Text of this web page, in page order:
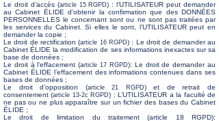
Le droit d’accès (article 15 RGPD) : l’UTILISATEUR peut demander
au Cabinet ÉLIDE d’obtenir la confirmation que des DONNÉES
PERSONNELLES le concernant sont ou ne sont pas traitées par
les services du Cabinet. Si elles le sont, l’UTILISATEUR peut en
demander la copie ;
Le droit de rectification (article 16 RGPD) : Le droit de demander au
Cabinet ÉLIDE la modification de ses informations inexactes sur sa
base de données ;
Le droit à l’effacement (article 17 RGPD): Le droit de demander au
Cabinet ÉLIDE l’effacement des informations contenues dans ses
bases de données ;
Le droit d’opposition (article 21 RGPD) et de retrait de
consentement (article 13-2c RGPD) : L’UTILISATEUR a la faculté de
ne pas ou ne plus apparaître sur un fichier des bases du Cabinet
ÉLIDE ;
Le droit de limitation du traitement (article 18 RGPD):